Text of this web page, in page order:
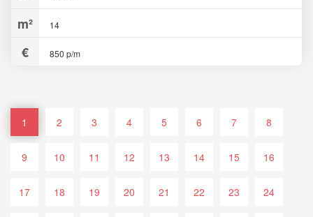
14
850 p/m
1 2 3 4 5 6 7 8
9 10 11 12 13 14 15 16
17 18 19 20 21 22 23 24